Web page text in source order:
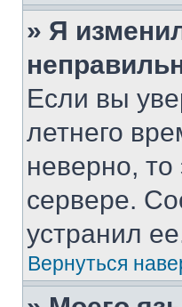
» Я
Если вы
летнего
неверно, то
сервере.
устранил
Вернуться